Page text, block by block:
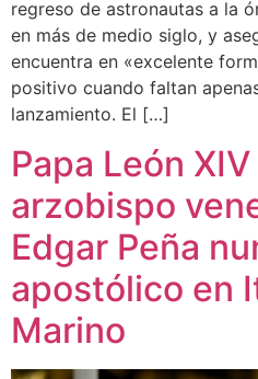
regreso de astronautas a la
en más de medio siglo, y
encuentra en «excelente
positivo cuando faltan
lanzamiento. El […]
Papa León
arzobispo
Edgar Peña
apostólico en
Marino